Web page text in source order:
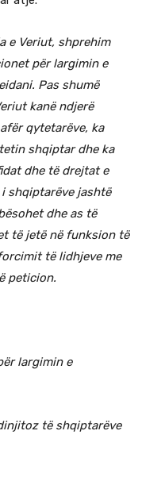
e Veriut, shprehim
për largimin e
Pas shumë
kanë ndjerë
qytetarëve, ka
shqiptar dhe ka
dhe të drejtat e
shqiptarëve jashtë
dhe as të
të jetë në funksion të
të lidhjeve me
peticion.
largimin e
të shqiptarëve